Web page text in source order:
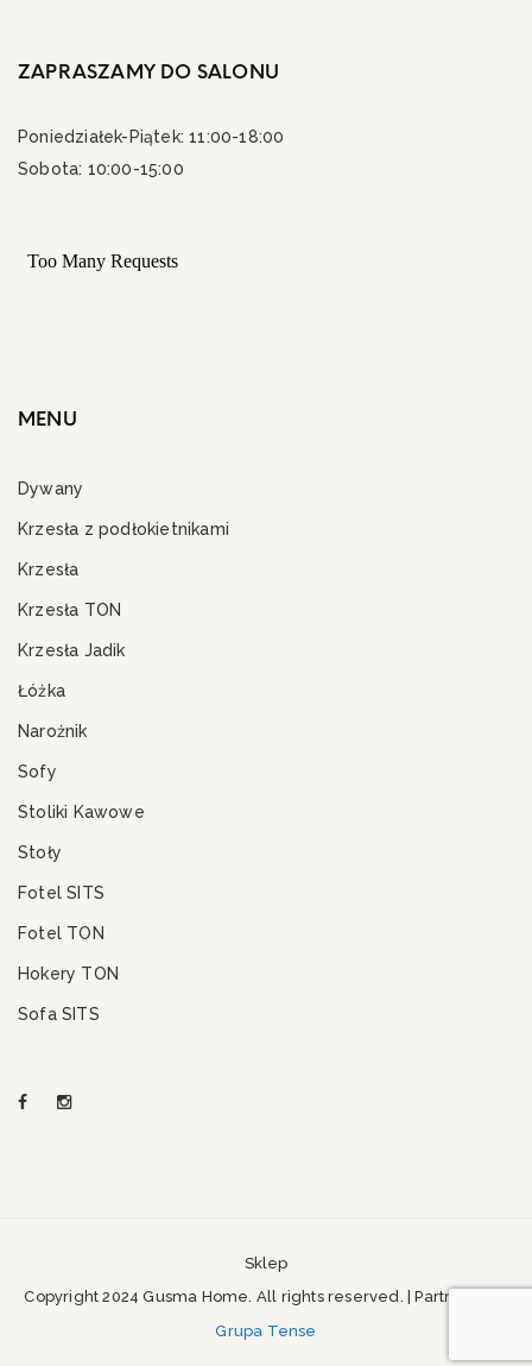
ZAPRASZAMY DO SALONU
Poniedziałek-Piątek: 11:00-18:00
Sobota: 10:00-15:00
MENU
Dywany
Krzesła z podłokietnikami
Krzesła
Krzesła TON
Krzesła Jadik
Łóżka
Narożnik
Sofy
Stoliki Kawowe
Stoły
Fotel SITS
Fotel TON
Hokery TON
Sofa SITS
Sklep
Copyright 2024 Gusma Home. All rights reserved. | Partner SEO
Grupa Tense